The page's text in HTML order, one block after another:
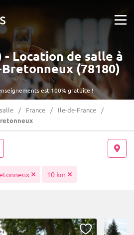
est 100% gratuite !
Location de salle à
(78180)
France
Ile-de-France
10 km